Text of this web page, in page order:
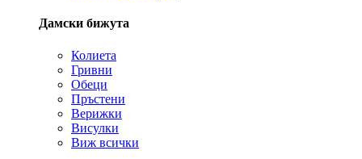
Дамски бижута
Колиета
Гривни
Обеци
Пръстени
Верижки
Висулки
Виж всички